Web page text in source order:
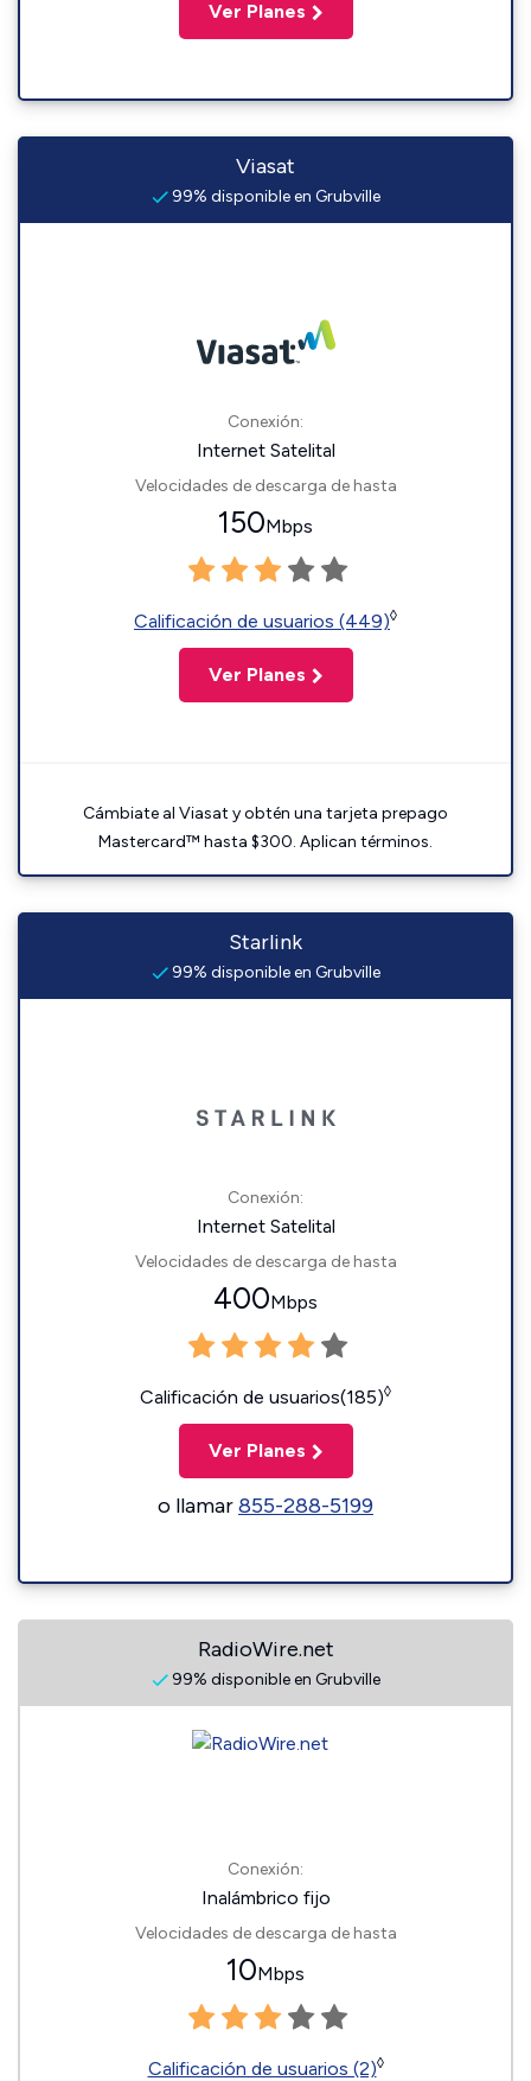
Ver Planes
Viasat
99% disponible en Grubville
Conexión:
Internet Satelital
Velocidades de descarga de hasta
150Mbps
Calificación de usuarios (449)◊
Ver Planes
Cámbiate al Viasat y obtén una tarjeta prepago
Mastercard™ hasta $300. Aplican términos.
Starlink
99% disponible en Grubville
Conexión:
Internet Satelital
Velocidades de descarga de hasta
400Mbps
Calificación de usuarios(185)◊
Ver Planes
o llamar855-288-5199
RadioWire.net
99% disponible en Grubville
Conexión:
Inalámbrico fijo
Velocidades de descarga de hasta
10Mbps
Calificación de usuarios (2)◊